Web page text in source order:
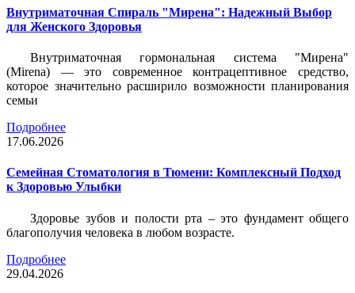
Внутриматочная Спираль "Мирена": Надежный Выбор
для Женского Здоровья
Внутриматочная гормональная система "Мирена"
(Mirena) — это современное контрацептивное средство,
которое значительно расширило возможности планирования
семьи
Подробнее
17.06.2026
Семейная Стоматология в Тюмени: Комплексный Подход
к Здоровью Улыбки
Здоровье зубов и полости рта – это фундамент общего
благополучия человека в любом возрасте.
Подробнее
29.04.2026